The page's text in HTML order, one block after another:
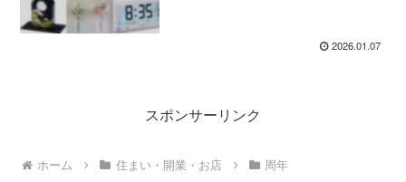
2026.01.07
スポンサーリンク
ホーム 住まい・開業・お店 周年